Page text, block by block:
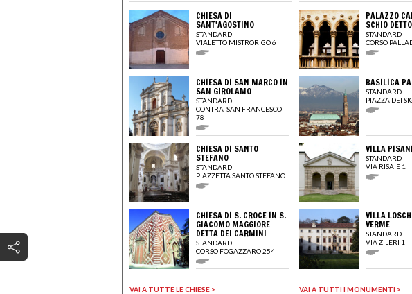
CHIESA DI
SANT'AGOSTINO
STANDARD
VIALETTO MISTRORIGO 6
CHIESA DI SAN MARCO IN
SAN GIROLAMO
STANDARD
CONTRA' SAN FRANCESCO
78
CHIESA DI SANTO
STEFANO
STANDARD
PIAZZETTA SANTO STEFANO
CHIESA DI S. CROCE IN S.
GIACOMO MAGGIORE
DETTA DEI CARMINI
STANDARD
CORSO FOGAZZARO 254
VAI A TUTTE LE CHIESE >
PALAZZO
SCHIO
STANDARD
CORSO
BASILICA
STANDARD
PIAZZA DEI
VILLA PISANI
STANDARD
VIA RISAIE 1
VILLA
VERME
STANDARD
VIA ZILERI 1
VAI A TUTTI I MONUMENTI >